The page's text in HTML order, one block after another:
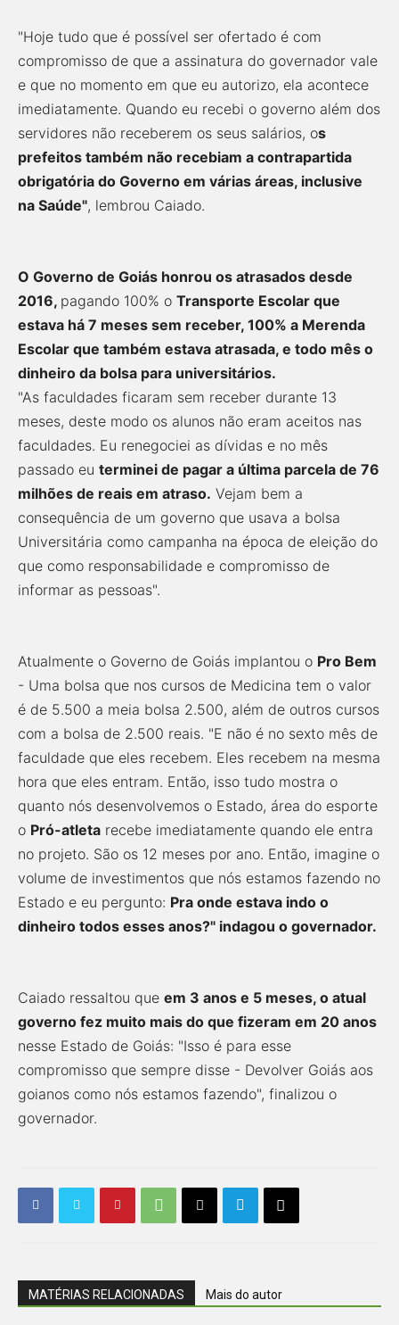
"Hoje tudo que é possível ser ofertado é com
compromisso de que a assinatura do governador vale
e que no momento em que eu autorizo, ela acontece
imediatamente. Quando eu recebi o governo além dos
servidores não receberem os seus salários, os
prefeitos também não recebiam a contrapartida
obrigatória do Governo em várias áreas, inclusive
na Saúde", lembrou Caiado.
O Governo de Goiás honrou os atrasados desde
2016, pagando 100% o Transporte Escolar que
estava há 7 meses sem receber, 100% a Merenda
Escolar que também estava atrasada, e todo mês o
dinheiro da bolsa para universitários.
"As faculdades ficaram sem receber durante 13
meses, deste modo os alunos não eram aceitos nas
faculdades. Eu renegociei as dívidas e no mês
passado eu terminei de pagar a última parcela de 76
milhões de reais em atraso. Vejam bem a
consequência de um governo que usava a bolsa
Universitária como campanha na época de eleição do
que como responsabilidade e compromisso de
informar as pessoas".
Atualmente o Governo de Goiás implantou o Pro Bem
- Uma bolsa que nos cursos de Medicina tem o valor
é de 5.500 a meia bolsa 2.500, além de outros cursos
com a bolsa de 2.500 reais. "E não é no sexto mês de
faculdade que eles recebem. Eles recebem na mesma
hora que eles entram. Então, isso tudo mostra o
quanto nós desenvolvemos o Estado, área do esporte
o Pró-atleta recebe imediatamente quando ele entra
no projeto. São os 12 meses por ano. Então, imagine o
volume de investimentos que nós estamos fazendo no
Estado e eu pergunto: Pra onde estava indo o
dinheiro todos esses anos?" indagou o governador.
Caiado ressaltou que em 3 anos e 5 meses, o atual
governo fez muito mais do que fizeram em 20 anos
nesse Estado de Goiás: "Isso é para esse
compromisso que sempre disse - Devolver Goiás aos
goianos como nós estamos fazendo", finalizou o
governador.
MATÉRIAS RELACIONADAS Mais do autor